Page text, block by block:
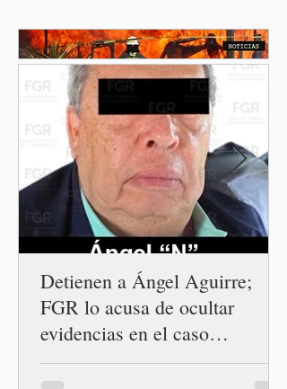
causas del fallecimiento.
Detienen a Ángel Aguirre;
FGR lo acusa de ocultar
evidencias en el caso
Ayotzinapa